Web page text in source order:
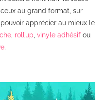
au grand format, sur
apprécier au mieux le
roll’up vinyle adhésif ou
.